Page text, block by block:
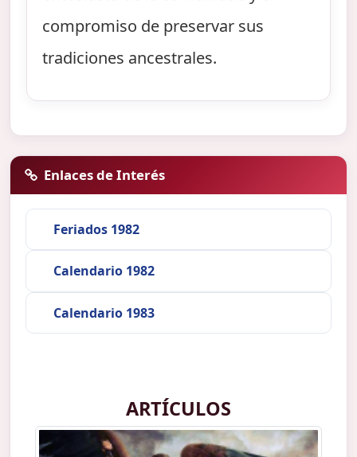
compromiso de preservar sus
tradiciones ancestrales.
Enlaces de Interés
Feriados 1982
Calendario 1982
Calendario 1983
ARTÍCULOS